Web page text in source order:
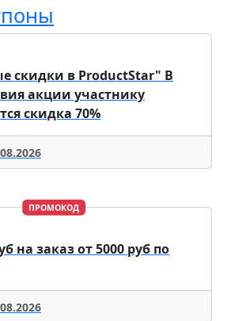
скидки в ProductStar" В
акции участнику
скидка 70%
ПРОМОКОД
на заказ от 5000 руб по